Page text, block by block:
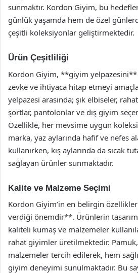
sunmaktır. Kordon Giyim, bu
günlük yaşamda hem de özel
çeşitli koleksiyonlar geliştirmektedir.
Ürün Çeşitliliği
Kordon Giyim, **giyim
zevke ve ihtiyaca hitap etmeyi
yelpazesi arasında; şık elbiseler,
şortlar, pantolonlar ve dış giyim
Özellikle, her mevsime uygun
marka, yaz aylarında hafif ve nefes
kullanırken, kış aylarında da sıcak
sağlayan ürünler sunmaktadır.
Kalite ve Malzeme Seçimi
Kordon Giyim’in en belirgin
verdiği önemdir**. Ürünlerin
kaliteli kumaş ve malzemeler
rahat giyimler üretilmektedir.
malzemeler tercih edilerek, hem
giyim deneyimi sunulmaktadır. Bu